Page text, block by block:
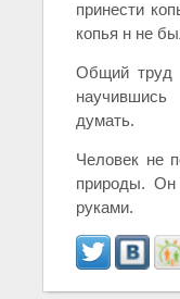
принести
копья н не
Общий труд
думать.
Человек не
природы. Он
руками.